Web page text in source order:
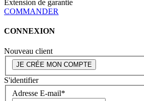
Extension de garantie
COMMANDER
CONNEXION
Nouveau client
JE CRÉE MON COMPTE
S'identifier
Adresse E-mail*